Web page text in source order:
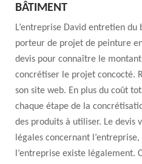
BÂTIMENT
L’entreprise David entretien
porteur de projet de peinture
devis pour connaître le
concrétiser le projet concocté.
son site web. En plus du coût
chaque étape de la
des produits à utiliser. Le devis
légales concernant
l’entreprise existe légalement.